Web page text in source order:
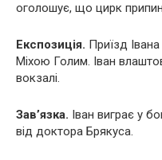
оголошує, що цирк
Експозиція. Приїзд
Міхою Голим. Іван
вокзалі.
Зав’язка. Іван виграє у
від доктора Брякуса.